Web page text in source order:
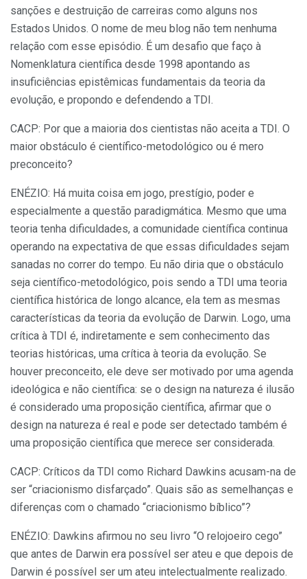
sanções e destruição de carreiras como alguns nos
Estados Unidos. O nome de meu blog não tem nenhuma
relação com esse episódio. É um desafio que faço à
Nomenklatura científica desde 1998 apontando as
insuficiências epistêmicas fundamentais da teoria da
evolução, e propondo e defendendo a TDI.
CACP: Por que a maioria dos cientistas não aceita a TDI. O
maior obstáculo é científico-metodológico ou é mero
preconceito?
ENÉZIO: Há muita coisa em jogo, prestígio, poder e
especialmente a questão paradigmática. Mesmo que uma
teoria tenha dificuldades, a comunidade científica continua
operando na expectativa de que essas dificuldades sejam
sanadas no correr do tempo. Eu não diria que o obstáculo
seja científico-metodológico, pois sendo a TDI uma teoria
científica histórica de longo alcance, ela tem as mesmas
características da teoria da evolução de Darwin. Logo, uma
crítica à TDI é, indiretamente e sem conhecimento das
teorias históricas, uma crítica à teoria da evolução. Se
houver preconceito, ele deve ser motivado por uma agenda
ideológica e não científica: se o design na natureza é ilusão
é considerado uma proposição científica, afirmar que o
design na natureza é real e pode ser detectado também é
uma proposição científica que merece ser considerada.
CACP: Críticos da TDI como Richard Dawkins acusam-na de
ser “criacionismo disfarçado”. Quais são as semelhanças e
diferenças com o chamado “criacionismo bíblico”?
ENÉZIO: Dawkins afirmou no seu livro “O relojoeiro cego”
que antes de Darwin era possível ser ateu e que depois de
Darwin é possível ser um ateu intelectualmente realizado.